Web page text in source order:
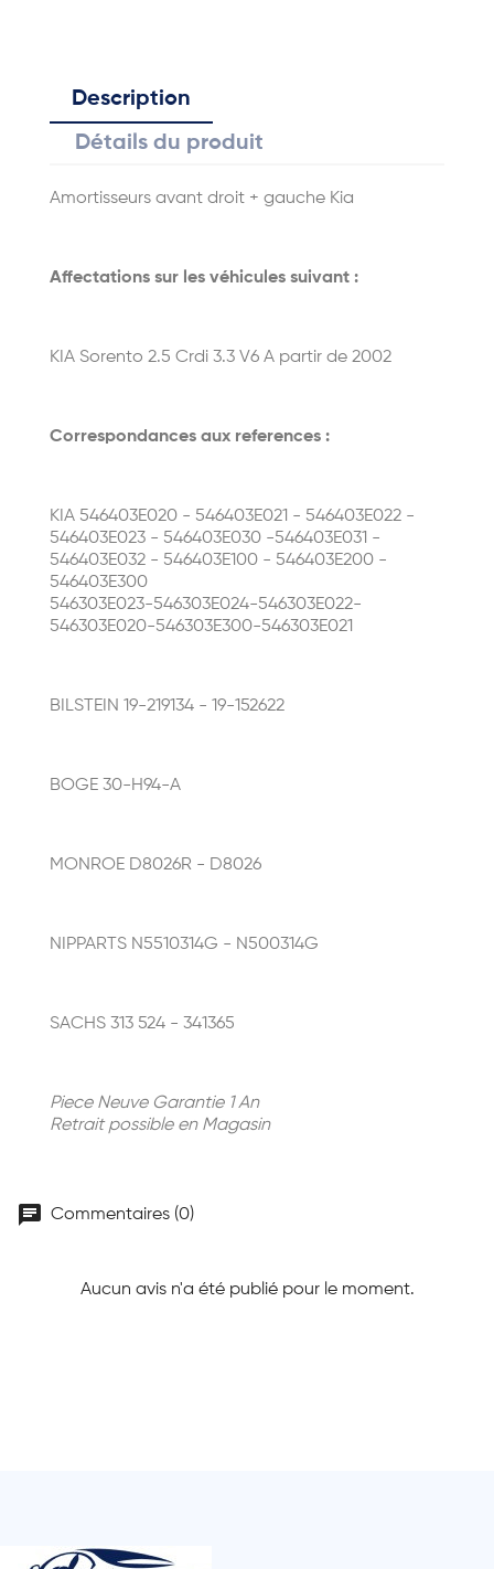
Description
Détails du produit
Amortisseurs avant droit + gauche Kia
Affectations sur les véhicules suivant :
KIA Sorento 2.5 Crdi 3.3 V6 A partir de 2002
Correspondances aux references :
KIA 546403E020 - 546403E021 - 546403E022 -
546403E023 - 546403E030 -546403E031 -
546403E032 - 546403E100 - 546403E200 -
546403E300
546303E023-546303E024-546303E022-
546303E020-546303E300-546303E021
BILSTEIN 19-219134 - 19-152622
BOGE 30-H94-A
MONROE D8026R - D8026
NIPPARTS N5510314G - N500314G
SACHS 313 524 - 341365
Piece Neuve Garantie 1 An
Retrait possible en Magasin
chat Commentaires (0)
Aucun avis n'a été publié pour le moment.